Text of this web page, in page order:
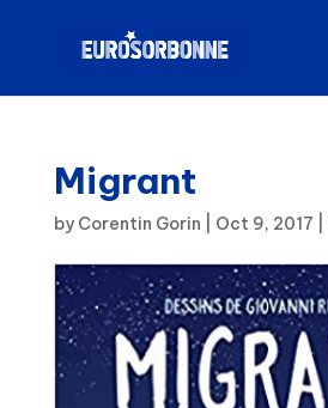
Migrant
by Corentin Gorin Oct 9, 2017